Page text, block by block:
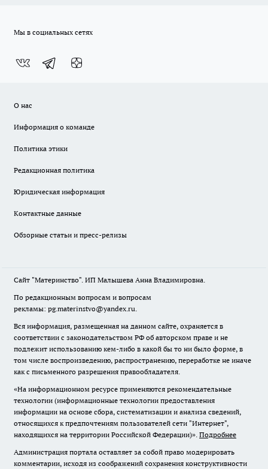
Мы в социальных сетях
О нас
Информация о команде
Политика этики
Редакционная политика
Юридическая информация
Контактные данные
Обзорные статьи и пресс-релизы
Сайт "Материнство". ИП Малышева Анна Владимировна.
По редакционным вопросам и вопросам
рекламы: pg.materinstvo@yandex.ru.
Вся информация, размещенная на данном сайте, охраняется в
соответствии с законодательством РФ об авторском праве и не
подлежит использованию кем-либо в какой бы то ни было форме, в
том числе воспроизведению, распространению, переработке не иначе
как с письменного разрешения правообладателя.
«На информационном ресурсе применяются рекомендательные
технологии (информационные технологии предоставления
информации на основе сбора, систематизации и анализа сведений,
относящихся к предпочтениям пользователей сети "Интернет",
находящихся на территории Российской Федерации)». Подробнее
Администрация портала оставляет за собой право модерировать
комментарии, исходя из соображений сохранения конструктивности